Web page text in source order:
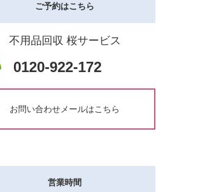
ご予約はこちら
不用品回収 桜サービス
0120-922-172
お問い合わせメールはこちら
営業時間